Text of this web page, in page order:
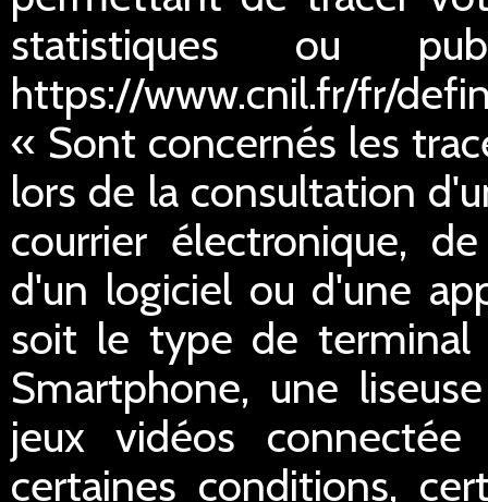
statistiques ou
https://www.cnil.fr/fr/
« Sont concernés les
lors de la consultation
courrier électronique,
d'un logiciel ou d'une
soit le type de terminal
Smartphone, une
jeux vidéos
certaines conditions,